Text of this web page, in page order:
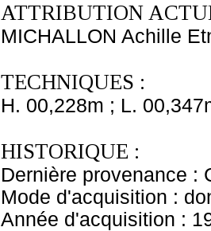
ATTRIBUTION
MICHALLON Achille
TECHNIQUES :
H. 00,228m ; L.
HISTORIQUE :
Dernière provenance :
Mode d'acquisition :
Année d'acquisition :